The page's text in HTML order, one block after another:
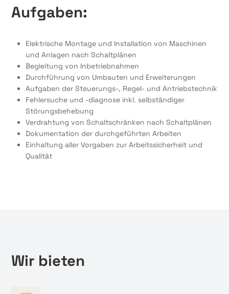
Aufgaben:
Elektrische Montage und Installation von Maschinen
und Anlagen nach Schaltplänen
Begleitung von Inbetriebnahmen
Durchführung von Umbauten und Erweiterungen
Aufgaben der Steuerungs-, Regel- und Antriebstechnik
Fehlersuche und -diagnose inkl. selbständiger
Störungsbehebung
Verdrahtung von Schaltschränken nach Schaltplänen
Dokumentation der durchgeführten Arbeiten
Einhaltung aller Vorgaben zur Arbeitssicherheit und
Qualität
Wir bieten